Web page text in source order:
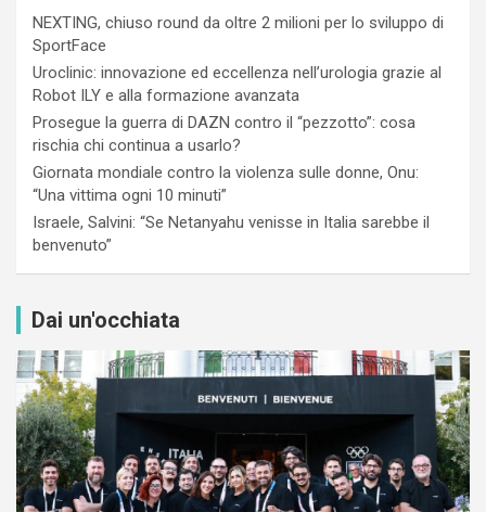
NEXTING, chiuso round da oltre 2 milioni per lo sviluppo di
SportFace
Uroclinic: innovazione ed eccellenza nell’urologia grazie al
Robot ILY e alla formazione avanzata
Prosegue la guerra di DAZN contro il “pezzotto”: cosa
rischia chi continua a usarlo?
Giornata mondiale contro la violenza sulle donne, Onu:
“Una vittima ogni 10 minuti”
Israele, Salvini: “Se Netanyahu venisse in Italia sarebbe il
benvenuto”
Dai un'occhiata